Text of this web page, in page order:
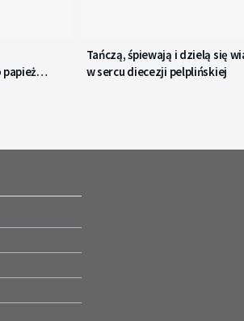
Tańczą, śpiewają i dzielą się
w sercu diecezji pelplińskiej